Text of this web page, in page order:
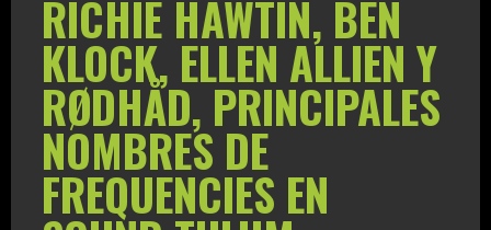
RICHIE HAWTIN, BEN
KLOCK, ELLEN ALLIEN Y
RØDHÅD, PRINCIPALES
NOMBRES DE
FREQUENCIES EN